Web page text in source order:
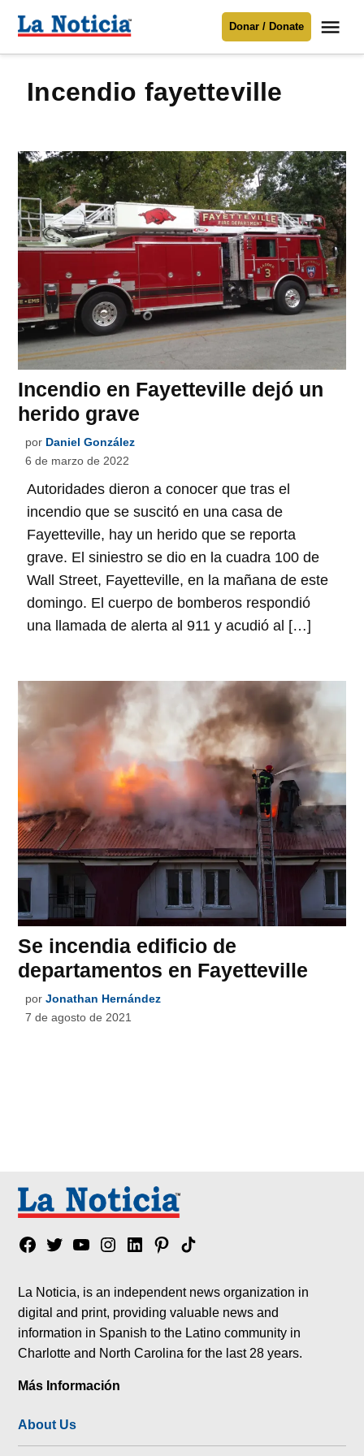
Para mantenerte informado necesitamos
contenido
Noticia
Donar / Donate
incendio fayetteville
Incendio en Fayetteville dejó un
herido grave
por Daniel González
6 de marzo de 2022
Autoridades dieron a conocer que tras el
incendio que se suscitó en una casa de
Fayetteville, hay un herido que se reporta
grave. El siniestro se dio en la cuadra 100 de
Wall Street, Fayetteville, en la mañana de este
domingo. El cuerpo de bomberos respondió
una llamada de alerta al 911 y acudió al […]
Se incendia edificio de
departamentos en Fayetteville
por Jonathan Hernández
7 de agosto de 2021
Facebook
TwitterYouTubeInstagram
LinkedinPinterest
Tik
La Noticia, is an independent news organization in
digital and print, providing valuable news and
information in Spanish to the Latino community in
Charlotte and North Carolina for the last 28 years.
Más Información
About Us